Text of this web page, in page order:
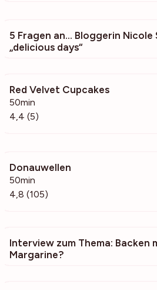
5 Fragen an… Bloggerin Nicole
„delicious days“
Red Velvet Cupcakes
50min
4,4 (5)
Donauwellen
50min
4,8 (105)
Interview zum Thema: Backen
Margarine?